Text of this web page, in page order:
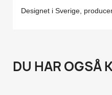
Designet i Sverige,
DU HAR OGSÅ